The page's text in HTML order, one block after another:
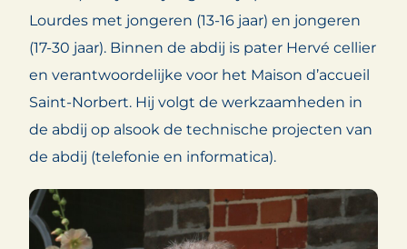
Lourdes met jongeren (13-16 jaar) en jongeren
(17-30 jaar). Binnen de abdij is pater Hervé cellier
en verantwoordelijke voor het Maison d’accueil
Saint-Norbert. Hij volgt de werkzaamheden in
de abdij op alsook de technische projecten van
de abdij (telefonie en informatica).